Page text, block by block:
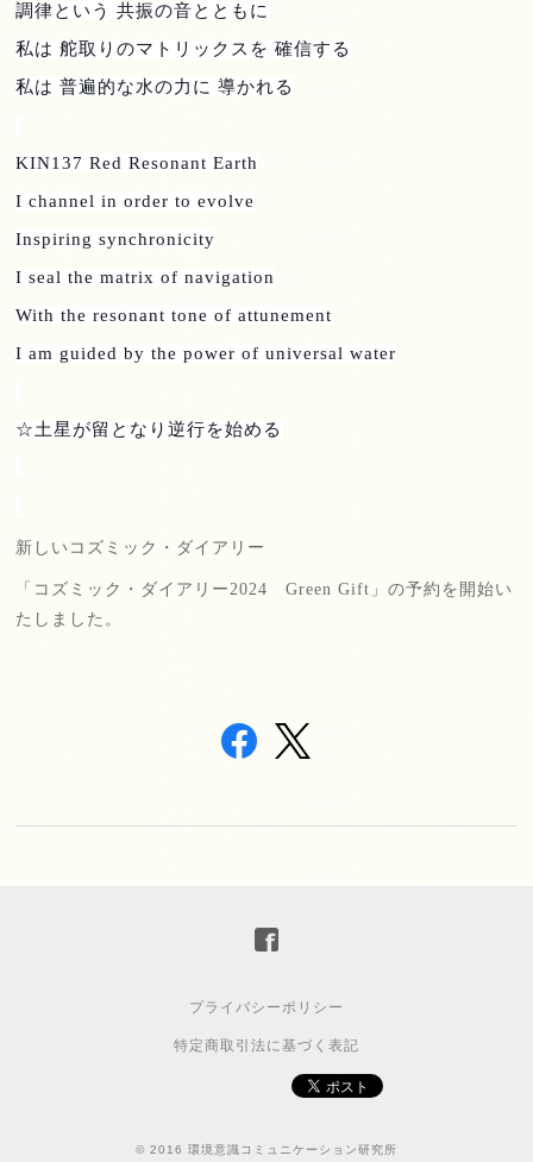
調律という 共振の音とともに
私は 舵取りのマトリックスを 確信する
私は 普遍的な水の力に 導かれる
KIN137 Red Resonant Earth
I channel in order to evolve
Inspiring synchronicity
I seal the matrix of navigation
With the resonant tone of attunement
I am guided by the power of universal water
☆土星が留となり逆行を始める
新しいコズミック・ダイアリー
「コズミック・ダイアリー2024 Green Gift 」の予約を開始い
たしました。
プライバシーポリシー
特定商取引法に基づく表記
© 2016 環境意識コミュニケーション研究所